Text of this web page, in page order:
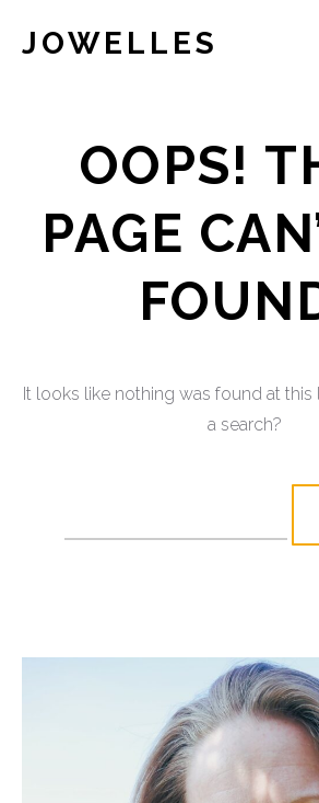
JOWELLES
OOPS!
PAGE
It looks like nothing was found at this
a search?